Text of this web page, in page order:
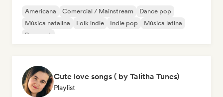
Americana Comercial / Mainstream
Dance pop
Música natalina
Folk indie Indie pop
Música latina
Pop rock
Cute love songs ( by Talitha Tunes)
Playlist